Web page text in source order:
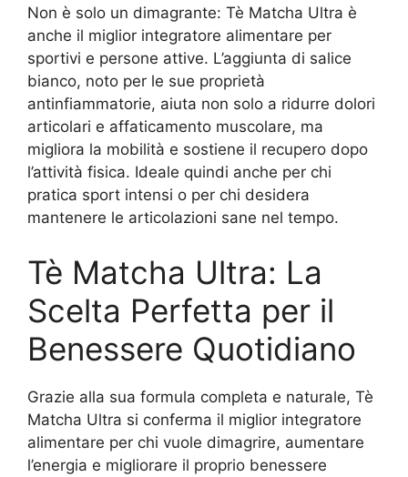
Non è solo un dimagrante: Tè Matcha Ultra è
anche il miglior integratore alimentare per
sportivi e persone attive. L’aggiunta di salice
bianco, noto per le sue proprietà
antinfiammatorie, aiuta non solo a ridurre dolori
articolari e affaticamento muscolare, ma
migliora la mobilità e sostiene il recupero dopo
l’attività fisica. Ideale quindi anche per chi
pratica sport intensi o per chi desidera
mantenere le articolazioni sane nel tempo.
Tè Matcha Ultra: La
Scelta Perfetta per il
Benessere Quotidiano
Grazie alla sua formula completa e naturale, Tè
Matcha Ultra si conferma il miglior integratore
alimentare per chi vuole dimagrire, aumentare
l’energia e migliorare il proprio benessere